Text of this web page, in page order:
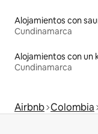
Alojamientos con
Cundinamarca
Alojamientos con un
Cundinamarca
Airbnb Colombia